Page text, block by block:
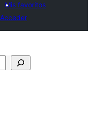
Mis favoritos
Acceder